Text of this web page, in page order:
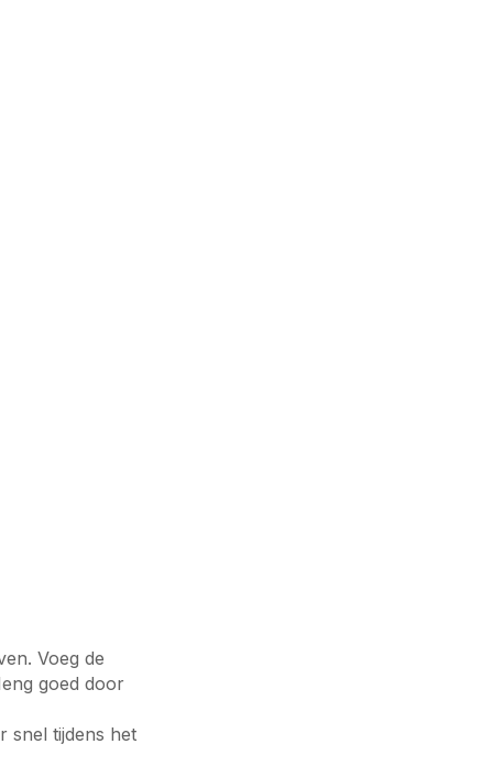
Voeg de
goed door
snel tijdens het